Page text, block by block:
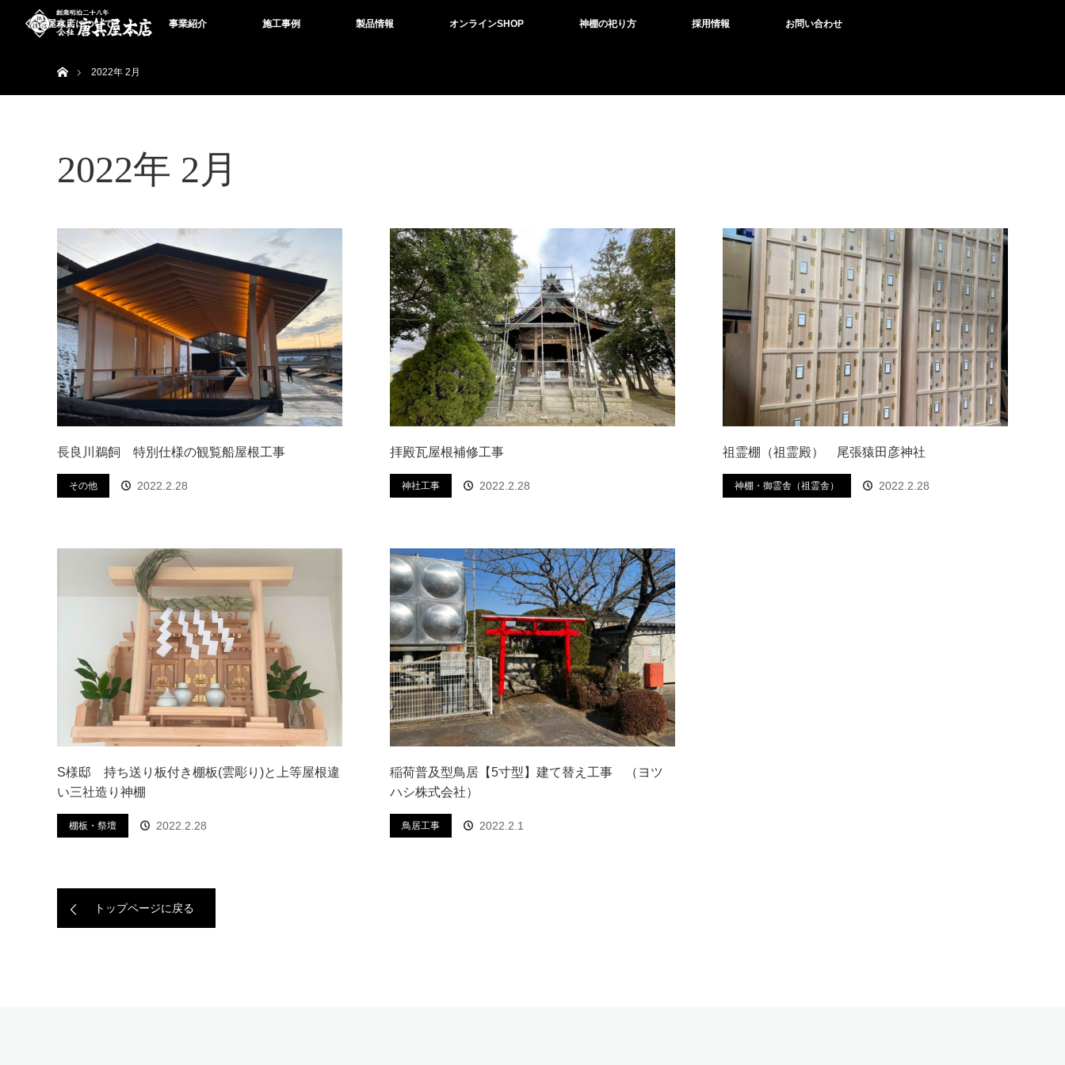
唐箕屋本店について 事業紹介 施工事例 製品情報 オンラインSHOP 神棚の祀り方 採用情報 お問い合わせ
2022年 2月
2022年 2月
長良川鵜飼 特別仕様の観覧船屋根工事
その他 2022.2.28
拝殿瓦屋根補修工事
神社工事 2022.2.28
祖霊棚（祖霊殿） 尾張猿田彦神社
神棚・御霊舎（祖霊舎） 2022.2.28
S様邸 持ち送り板付き棚板(雲彫り)と上等屋根違
い三社造り神棚
棚板・祭壇 2022.2.28
稲荷普及型鳥居【5寸型】建て替え工事 （ヨツ
ハシ株式会社）
鳥居工事 2022.2.1
トップページに戻る